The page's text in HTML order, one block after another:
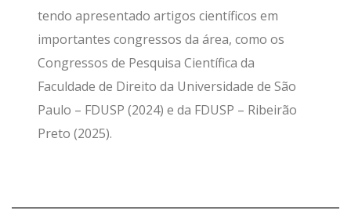
tendo apresentado artigos científicos em
importantes congressos da área, como os
Congressos de Pesquisa Científica da
Faculdade de Direito da Universidade de São
Paulo – FDUSP (2024) e da FDUSP – Ribeirão
Preto (2025).